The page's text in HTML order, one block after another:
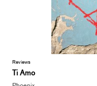
Reviews
Ti Amo